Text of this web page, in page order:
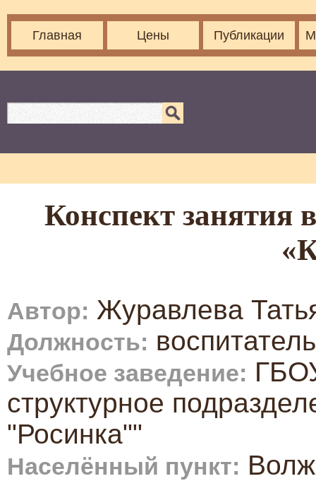
Главная Цены Публикации
Конспект занятия
Автор: Журавлева
Должность: воспитатель
Учебное заведение:
структурное
"Росинка""
Населённый пункт: